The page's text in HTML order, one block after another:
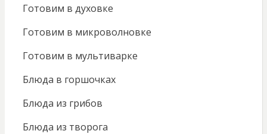
Готовим в духовке
Готовим в микроволновке
Готовим в мультиварке
Блюда в горшочках
Блюда из грибов
Блюда из творога